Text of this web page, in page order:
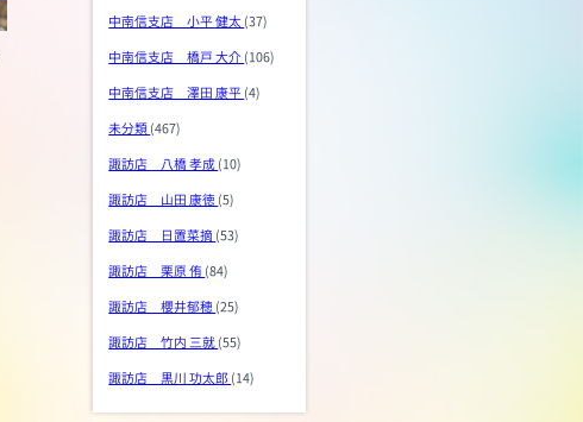
中南信支店 小平 健太 (37)
中南信支店 橋戸 大介 (106)
中南信支店 澤田 康平 (4)
未分類 (467)
諏訪店 八橋 孝成 (10)
諏訪店 山田 康徳 (5)
諏訪店 日置菜摘 (53)
諏訪店 栗原 侑 (84)
諏訪店 櫻井郁穂 (25)
諏訪店 竹内 三就 (55)
諏訪店 黒川 功太郎 (14)